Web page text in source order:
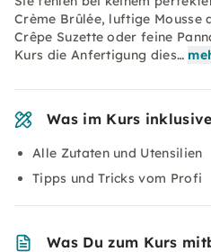
Crème Brûlée, luftige Mousse
Crêpe Suzette oder feine
Kurs die Anfertigung dies…
Was im Kurs
Alle Zutaten und Utensilien
Tipps und Tricks vom Profi
Was Du zum Kurs